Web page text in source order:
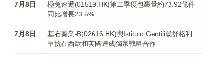
7月8日
極兔速遞(01519.HK)第二季度包裹量約73.92億件
同比增長23.5%
7月8日
基石藥業-B(02616.HK)與Istituto Gentili就舒格利
單抗在西歐和英國達成獨家戰略合作